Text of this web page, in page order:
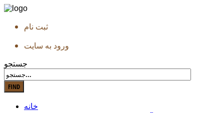
ثبت نام
ورود به سایت
جستجو
خانه